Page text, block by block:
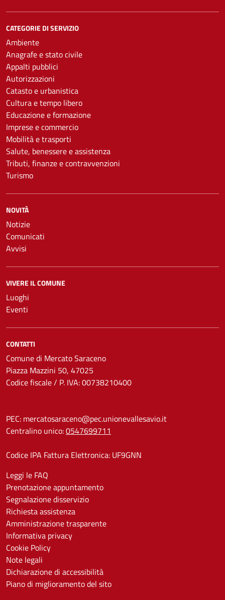
CATEGORIE DI SERVIZIO
Ambiente
Anagrafe e stato civile
Appalti pubblici
Autorizzazioni
Catasto e urbanistica
Cultura e tempo libero
Educazione e formazione
Imprese e commercio
Mobilità e trasporti
Salute, benessere e assistenza
Tributi, finanze e contravvenzioni
Turismo
NOVITÀ
Notizie
Comunicati
Avvisi
VIVERE IL COMUNE
Luoghi
Eventi
CONTATTI
Comune di Mercato Saraceno
Piazza Mazzini 50, 47025
Codice fiscale / P. IVA: 00738210400
PEC: mercatosaraceno@pec.unionevallesavio.it
Centralino unico:0547699711
Codice IPA Fattura Elettronica: UF9GNN
Leggi le FAQ
Prenotazione appuntamento
Segnalazione disservizio
Richiesta assistenza
Amministrazione trasparente
Informativa privacy
Cookie Policy
Note legali
Dichiarazione di accessibilità
Piano di miglioramento del sito